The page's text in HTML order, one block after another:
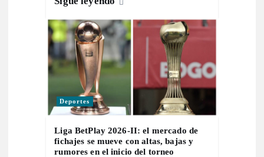
Deportes
Liga BetPlay 2026-II: el mercado de
fichajes se mueve con altas, bajas y
rumores en el inicio del torneo